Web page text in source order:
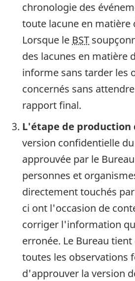
chronologie des
toute lacune en matière
Lorsque le BST
des lacunes en matière
informe sans tarder les
concernés sans
rapport final.
L'étape de production
version confidentielle
approuvée par le
personnes et
directement touchés
ci ont l'occasion de
corriger l'information
erronée. Le Bureau
toutes les observations
d'approuver la version